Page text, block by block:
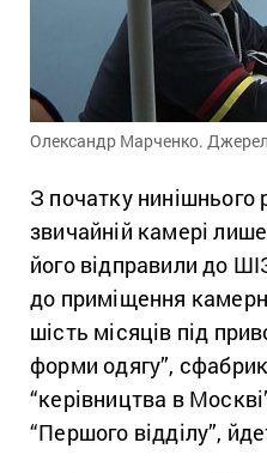
Олександр Марченко.
З початку нинішнього
звичайній камері
його відправили до
до приміщення
шість місяців під
форми одягу”,
“керівництва в
“Першого відділу”,